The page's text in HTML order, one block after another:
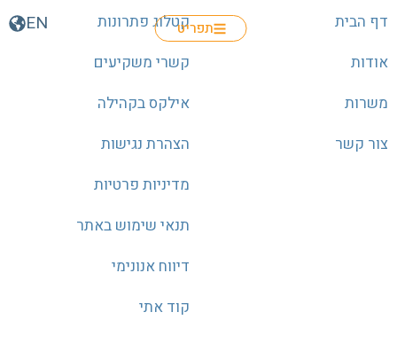
תפריט EN
דף הבית
אודות
משרות
צור קשר
קטלוג פתרונות
קשרי משקיעים
אילקס בקהילה
הצהרת נגישות
מדיניות פרטיות
תנאי שימוש באתר
דיווח אנונימי
קוד אתי